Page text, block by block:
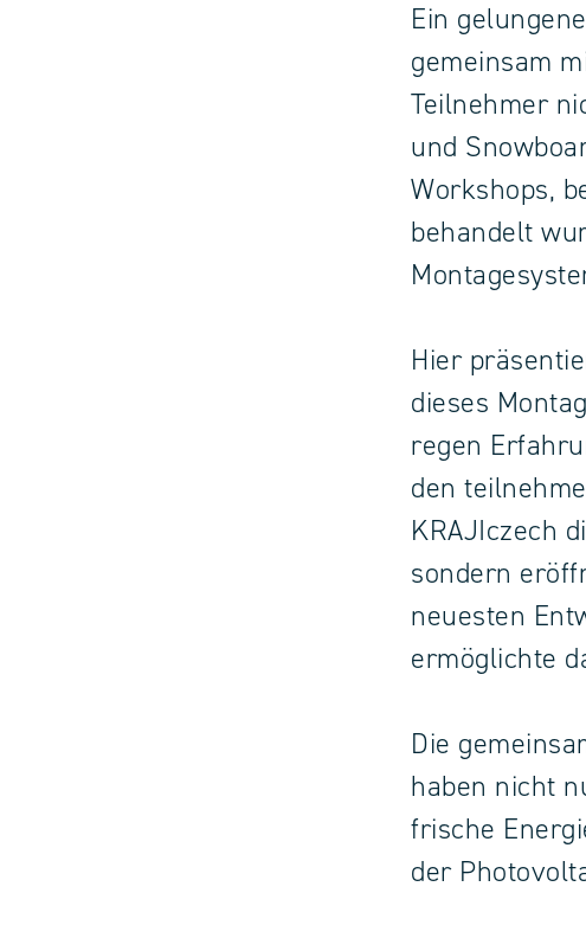
Ein
gemeinsam
Teilnehmer
und
Workshops,
behandelt
Hier
dieses
regen
den
KRAJIczech
sondern
neuesten
ermöglichte
Die
haben nicht
frische
der